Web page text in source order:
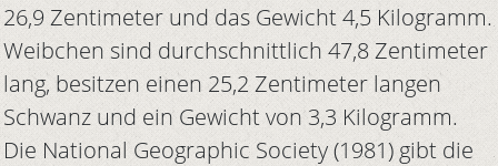
26,9 Zentimeter und das Gewicht 4,5 Kilogramm.
Weibchen sind durchschnittlich 47,8 Zentimeter
lang, besitzen einen 25,2 Zentimeter langen
Schwanz und ein Gewicht von 3,3 Kilogramm.
Die National Geographic Society (1981) gibt die